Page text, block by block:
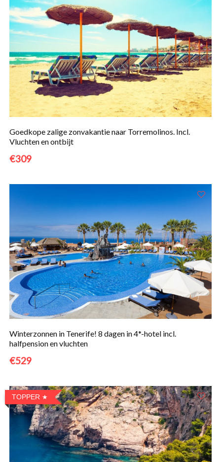
Goedkope zalige zonvakantie naar Torremolinos. Incl.
Vluchten en ontbijt
€309
Winterzonnen in Tenerife! 8 dagen in 4*-hotel incl.
halfpension en vluchten
€529
TOPPER